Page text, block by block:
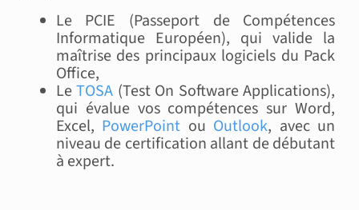
Le PCIE (Passeport de Compétences
Informatique Européen), qui valide la
maîtrise des principaux logiciels du Pack
Office,
LeTOSA (Test On Software Applications),
qui évalue vos compétences sur Word,
Excel, PowerPoint ou Outlook, avec un
niveau de certification allant de débutant
à expert.